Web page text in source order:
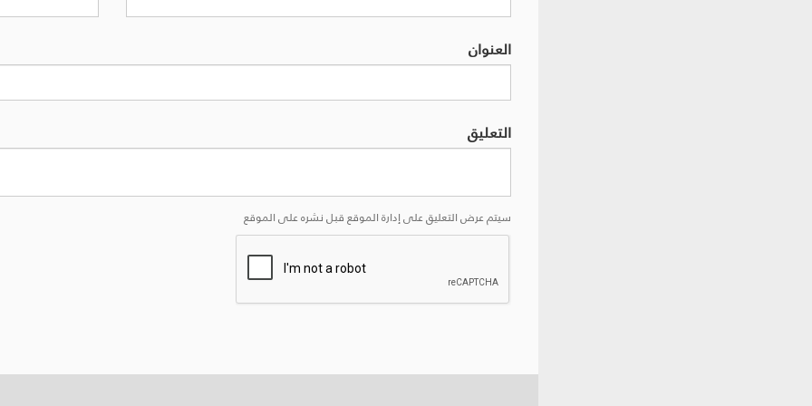
العنوان
التعليق
سيتم عرض التعليق على إدارة الموقع قبل نشره على الموقع